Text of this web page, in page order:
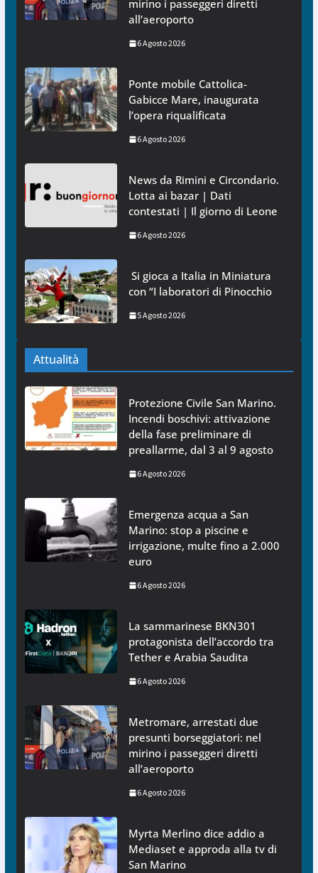
mirino i passeggeri diretti
all’aeroporto
6 Agosto 2026
Ponte mobile Cattolica-
Gabicce Mare, inaugurata
l’opera riqualificata
6 Agosto 2026
News da Rimini e Circondario.
Lotta ai bazar | Dati
contestati | Il giorno di Leone
6 Agosto 2026
Si gioca a Italia in Miniatura
con “I laboratori di Pinocchio
5 Agosto 2026
Attualità
Protezione Civile San Marino.
Incendi boschivi: attivazione
della fase preliminare di
preallarme, dal 3 al 9 agosto
6 Agosto 2026
Emergenza acqua a San
Marino: stop a piscine e
irrigazione, multe fino a 2.000
euro
6 Agosto 2026
La sammarinese BKN301
protagonista dell’accordo tra
Tether e Arabia Saudita
6 Agosto 2026
Metromare, arrestati due
presunti borseggiatori: nel
mirino i passeggeri diretti
all’aeroporto
6 Agosto 2026
Myrta Merlino dice addio a
Mediaset e approda alla tv di
San Marino